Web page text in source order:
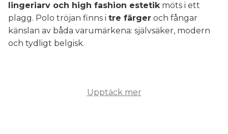
lingeriarv och high fashion estetikmöts i ett
plagg. Polo tröjan finns i tre färger och fångar
känslan av båda varumärkena: självsäker, modern
och tydligt belgisk.
Upptäck mer